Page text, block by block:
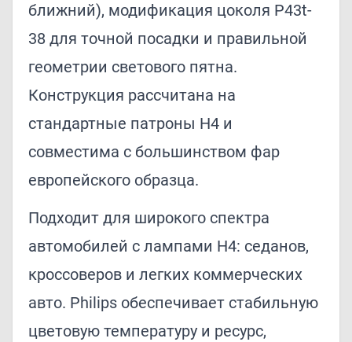
ближний), модификация цоколя P43t-
38 для точной посадки и правильной
геометрии светового пятна.
Конструкция рассчитана на
стандартные патроны H4 и
совместима с большинством фар
европейского образца.
Подходит для широкого спектра
автомобилей с лампами H4: седанов,
кроссоверов и легких коммерческих
авто. Philips обеспечивает стабильную
цветовую температуру и ресурс,